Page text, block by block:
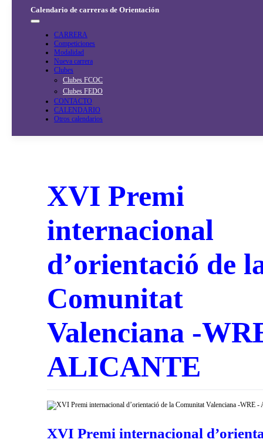
contenido
Calendario de carreras de Orientación
CARRERA
Competiciones
Modalidad
Nueva carrera
Clubes
Clubes FCOC
Clubes FEDO
CONTACTO
CALENDARIO
Otros calendarios
XVI Premi
internacional
d’orientació de
Comunitat
Valenciana -
ALICANTE
XVI Premi internacional